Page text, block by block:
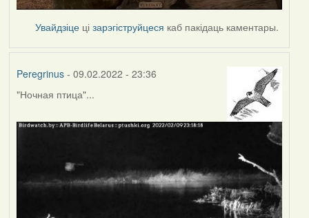
Увайдзіце цізарэгіструйцеся каб пакідаць каментары.
Peregrinus- 09.02.2022 - 23:36
"Ночная птица"...